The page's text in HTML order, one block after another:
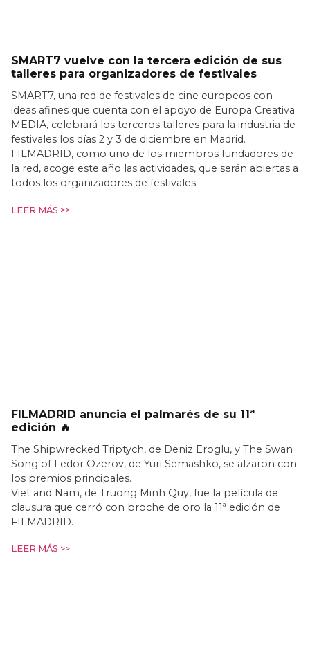
SMART7 vuelve con la tercera edición de sus
talleres para organizadores de festivales
SMART7, una red de festivales de cine europeos con
ideas afines que cuenta con el apoyo de Europa Creativa
MEDIA, celebrará los terceros talleres para la industria de
festivales los días 2 y 3 de diciembre en Madrid.
FILMADRID, como uno de los miembros fundadores de
la red, acoge este año las actividades, que serán abiertas a
todos los organizadores de festivales.
LEER MÁS >>
FILMADRID anuncia el palmarés de su 11ª
edición 🔥
The Shipwrecked Triptych, de Deniz Eroglu, y The Swan
Song of Fedor Ozerov, de Yuri Semashko, se alzaron con
los premios principales.
Viet and Nam, de Truong Minh Quy, fue la película de
clausura que cerró con broche de oro la 11ª edición de
FILMADRID.
LEER MÁS >>